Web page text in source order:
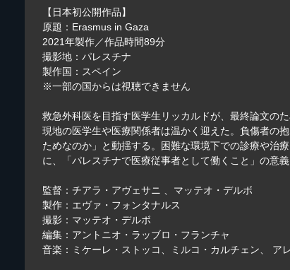
【日本初公開作品】
原題：Erasmus in Gaza
2021年製作／作品時間89分
撮影地：パレスチナ
製作国：スペイン
※一部の国からは視聴できません
救急外科医を目指す医学生リッカルドが、最終論文の
現地の医学生や医療関係者は温かく迎えた。負傷者の
ためなのか」と動揺する。困難な環境下での診療や治
に、「パレスチナで医療従事者として働くこと」の意義
監督：チアラ・アヴェサニ 、マッテオ・デルボ
製作：エヴァ・フォンタナルス
撮影：マッテオ・デルボ
編集：アントニオ・ラッブロ・フランチャ
音楽：ミケーレ・ストッコ、ミルコ・カルチェン、 ア